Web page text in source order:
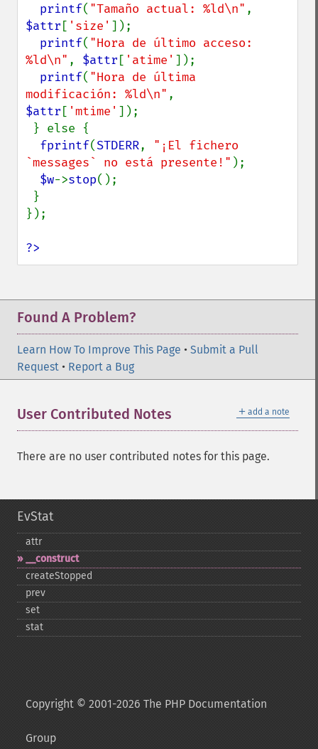
printf( "Tamaño actual: %ld\n"
$attr [ 'size' ]);
printf( "Hora de último acceso:
%ld\n" , $attr [ 'atime' ]);
printf( "Hora de última
modificación: %ld\n"
$attr [ 'mtime' ]);
fprintf(STDERR, "¡El fichero
`messages` no está presente!" );
$w->stop();
});
?>
Found A Problem?
Learn How To Improve This Page • Submit a Pull
Request • Report a Bug
＋ add a note
User Contributed Notes
There are no user contributed notes for this page.
EvStat
attr
_​_​construct
createStopped
prev
set
stat
Copyright © 2001-2026 The PHP Documentation
Group